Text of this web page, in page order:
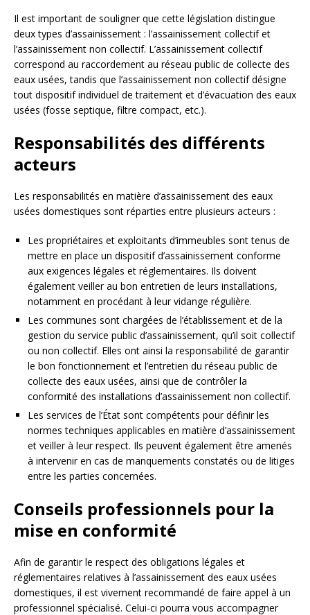
Il est important de souligner que cette législation distingue
deux types d’assainissement : l’assainissement collectif et
l’assainissement non collectif. L’assainissement collectif
correspond au raccordement au réseau public de collecte des
eaux usées, tandis que l’assainissement non collectif désigne
tout dispositif individuel de traitement et d’évacuation des eaux
usées (fosse septique, filtre compact, etc.).
Responsabilités des différents
acteurs
Les responsabilités en matière d’assainissement des eaux
usées domestiques sont réparties entre plusieurs acteurs :
Les propriétaires et exploitants d’immeubles sont tenus de
mettre en place un dispositif d’assainissement conforme
aux exigences légales et réglementaires. Ils doivent
également veiller au bon entretien de leurs installations,
notamment en procédant à leur vidange régulière.
Les communes sont chargées de l’établissement et de la
gestion du service public d’assainissement, qu’il soit collectif
ou non collectif. Elles ont ainsi la responsabilité de garantir
le bon fonctionnement et l’entretien du réseau public de
collecte des eaux usées, ainsi que de contrôler la
conformité des installations d’assainissement non collectif.
Les services de l’État sont compétents pour définir les
normes techniques applicables en matière d’assainissement
et veiller à leur respect. Ils peuvent également être amenés
à intervenir en cas de manquements constatés ou de litiges
entre les parties concernées.
Conseils professionnels pour la
mise en conformité
Afin de garantir le respect des obligations légales et
réglementaires relatives à l’assainissement des eaux usées
domestiques, il est vivement recommandé de faire appel à un
professionnel spécialisé. Celui-ci pourra vous accompagner